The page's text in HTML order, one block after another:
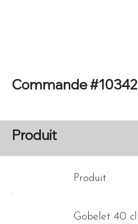
Commande #10342
Produit
Produit
Gobelet 40 cl